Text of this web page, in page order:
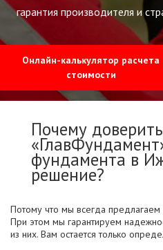
гарантия производителя и
Онлайн-калькулятор расчета
стоимости
Почему
фундамента в
решение?
Потому что мы всегда
При этом мы гарантируем
из них. Вам остается только